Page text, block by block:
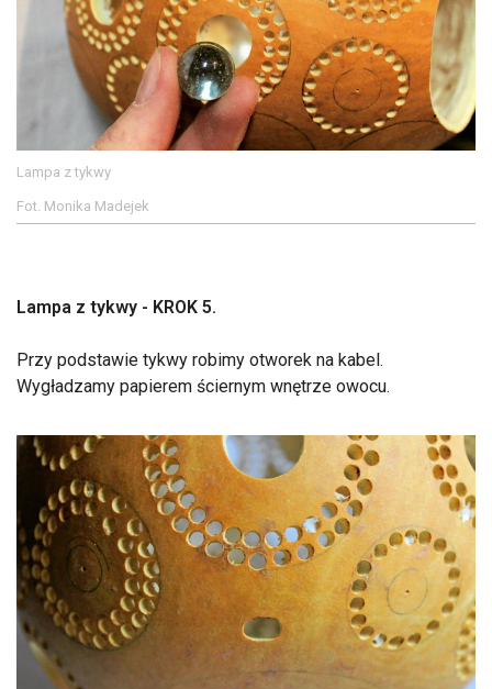
Lampa z tykwy
Fot. Monika Madejek
Lampa z tykwy - KROK 5.
Przy podstawie tykwy robimy otworek na kabel.
Wygładzamy papierem ściernym wnętrze owocu.